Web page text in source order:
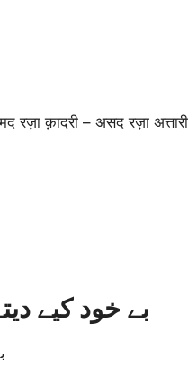
रज़ा क़ादरी – असद रज़ा अत्तारी
بے خود کیے